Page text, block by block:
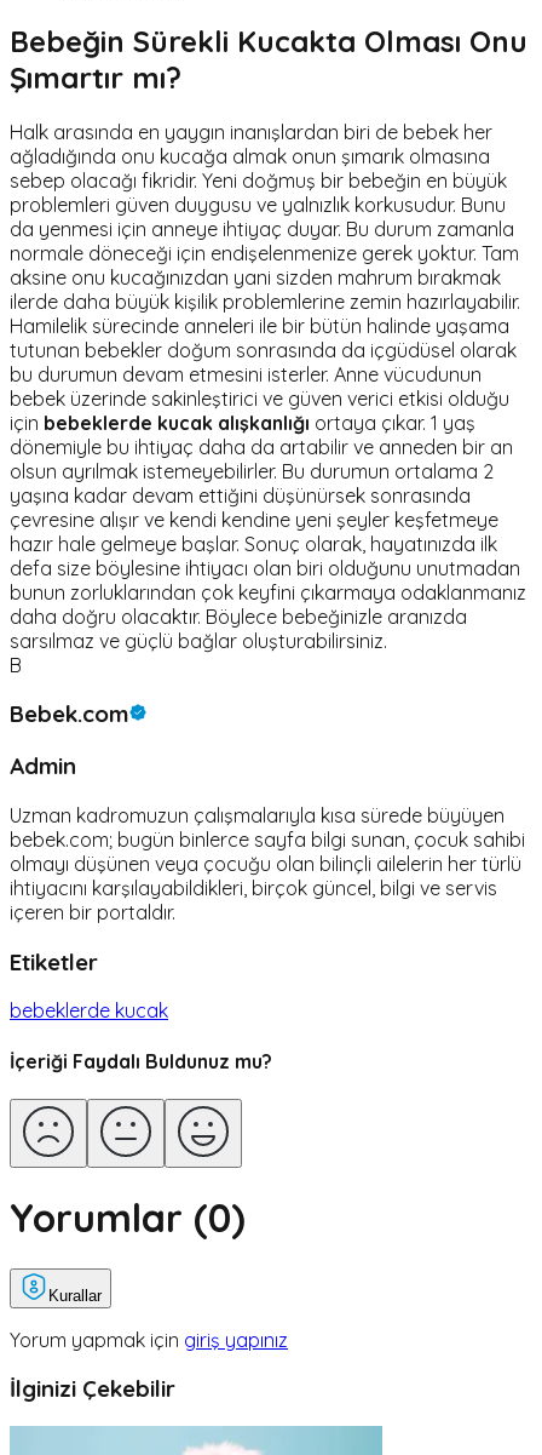
Bebeğin Sürekli Kucakta Olması Onu
Şımartır mı?
Halk arasında en yaygın inanışlardan biri de bebek her
ağladığında onu kucağa almak onun şımarık olmasına
sebep olacağı fikridir. Yeni doğmuş bir bebeğin en büyük
problemleri güven duygusu ve yalnızlık korkusudur. Bunu
da yenmesi için anneye ihtiyaç duyar. Bu durum zamanla
normale döneceği için endişelenmenize gerek yoktur. Tam
aksine onu kucağınızdan yani sizden mahrum bırakmak
ilerde daha büyük kişilik problemlerine zemin hazırlayabilir.
Hamilelik sürecinde anneleri ile bir bütün halinde yaşama
tutunan bebekler doğum sonrasında da içgüdüsel olarak
bu durumun devam etmesini isterler. Anne vücudunun
bebek üzerinde sakinleştirici ve güven verici etkisi olduğu
için bebeklerde kucak alışkanlığı ortaya çıkar. 1 yaş
dönemiyle bu ihtiyaç daha da artabilir ve anneden bir an
olsun ayrılmak istemeyebilirler. Bu durumun ortalama 2
yaşına kadar devam ettiğini düşünürsek sonrasında
çevresine alışır ve kendi kendine yeni şeyler keşfetmeye
hazır hale gelmeye başlar. Sonuç olarak, hayatınızda ilk
defa size böylesine ihtiyacı olan biri olduğunu unutmadan
bunun zorluklarından çok keyfini çıkarmaya odaklanmanız
daha doğru olacaktır. Böylece bebeğinizle aranızda
sarsılmaz ve güçlü bağlar oluşturabilirsiniz.
B
Bebek.com
Admin
Uzman kadromuzun çalışmalarıyla kısa sürede büyüyen
bebek.com; bugün binlerce sayfa bilgi sunan, çocuk sahibi
olmayı düşünen veya çocuğu olan bilinçli ailelerin her türlü
ihtiyacını karşılayabildikleri, birçok güncel, bilgi ve servis
içeren bir portaldır.
Etiketler
bebeklerde kucak
İçeriği Faydalı Buldunuz mu?
Yorumlar (0)
Kurallar
Yorum yapmak için giriş yapınız
İlginizi Çekebilir